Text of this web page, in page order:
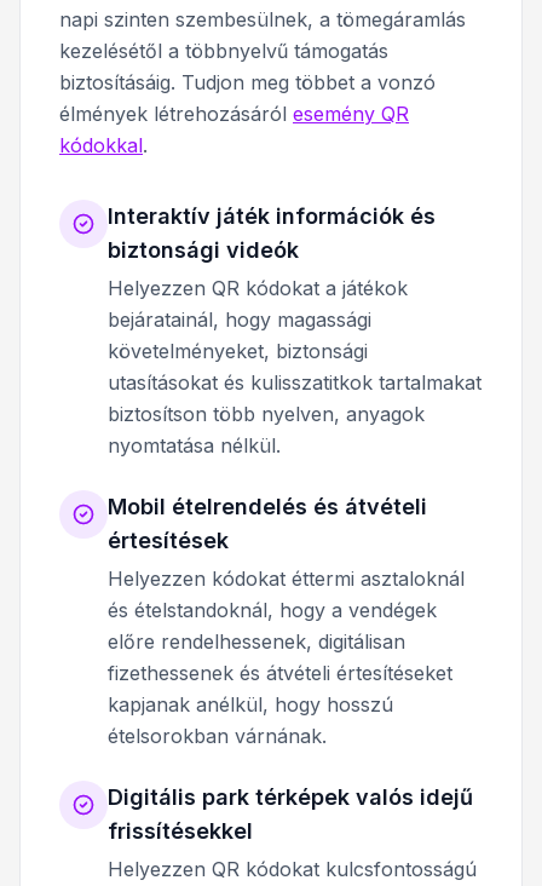
napi szinten szembesülnek, a tömegáramlás
kezelésétől a többnyelvű támogatás
biztosításáig. Tudjon meg többet a vonzó
élmények létrehozásáról esemény QR
kódokkal.
Interaktív játék információk és
biztonsági videók
Helyezzen QR kódokat a játékok
bejáratainál, hogy magassági
követelményeket, biztonsági
utasításokat és kulisszatitkok tartalmakat
biztosítson több nyelven, anyagok
nyomtatása nélkül.
Mobil ételrendelés és átvételi
értesítések
Helyezzen kódokat éttermi asztaloknál
és ételstandoknál, hogy a vendégek
előre rendelhessenek, digitálisan
fizethessenek és átvételi értesítéseket
kapjanak anélkül, hogy hosszú
ételsorokban várnának.
Digitális park térképek valós idejű
frissítésekkel
Helyezzen QR kódokat kulcsfontosságú